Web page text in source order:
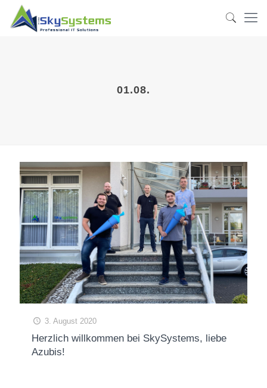
01.08.
3. August 2020
Herzlich willkommen bei SkySystems, liebe
Azubis!